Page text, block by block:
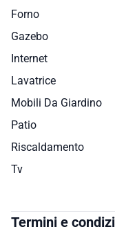
Forno
Gazebo
Internet
Lavatrice
Mobili Da Giardino
Patio
Riscaldamento
Tv
Termini e